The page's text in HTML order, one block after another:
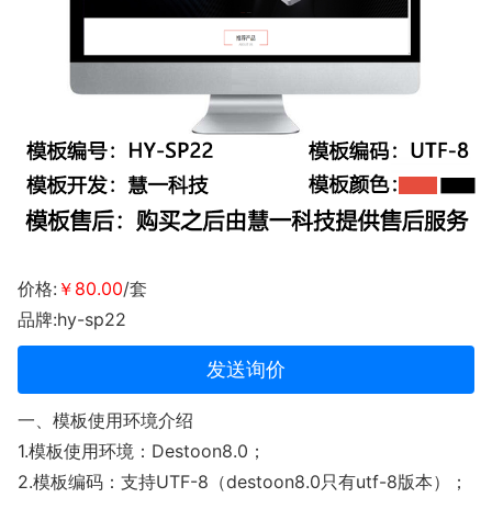
价格: ￥80.00/套
品牌:hy-sp22
发送询价
一、模板使用环境介绍
1.模板使用环境：Destoon8.0；
2.模板编码：支持UTF-8（destoon8.0只有utf-8版本）；